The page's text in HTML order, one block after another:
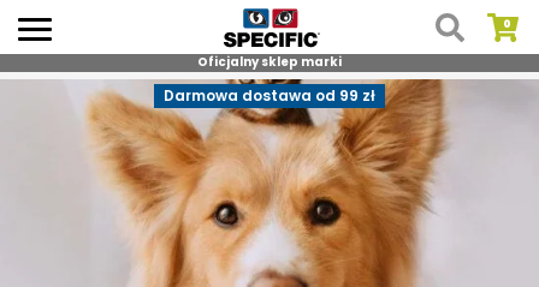
Skip
Oficjalny sklep marki
Darmowa dostawa od 99 zł